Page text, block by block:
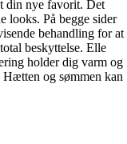
din nye favorit. Det
looks. På begge sider
behandling for at
beskyttelse. Elle
holder dig varm og
og sømmen kan